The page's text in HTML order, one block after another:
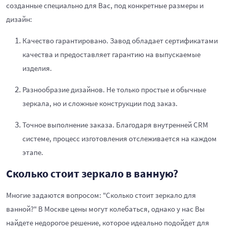
созданные специально для Вас, под конкретные размеры и
дизайн:
Качество гарантировано. Завод обладает сертификатами
качества и предоставляет гарантию на выпускаемые
изделия.
Разнообразие дизайнов. Не только простые и обычные
зеркала, но и сложные конструкции под заказ.
Точное выполнение заказа. Благодаря внутренней CRM
системе, процесс изготовления отслеживается на каждом
этапе.
Сколько стоит зеркало в ванную?
Многие задаются вопросом: "Сколько стоит зеркало для
ванной?" В Москве цены могут колебаться, однако у нас Вы
найдете недорогое решение, которое идеально подойдет для